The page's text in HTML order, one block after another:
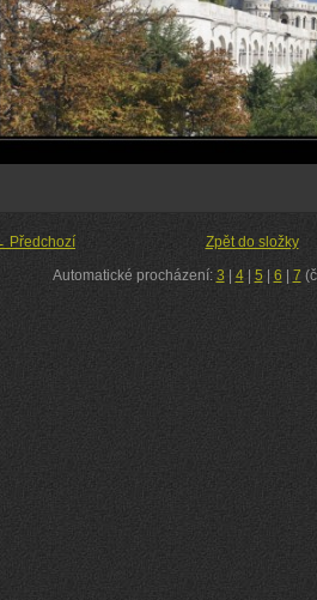
Předchozí
Zpět do složky
Automatické procházení: 3| 4| 5| 6 7